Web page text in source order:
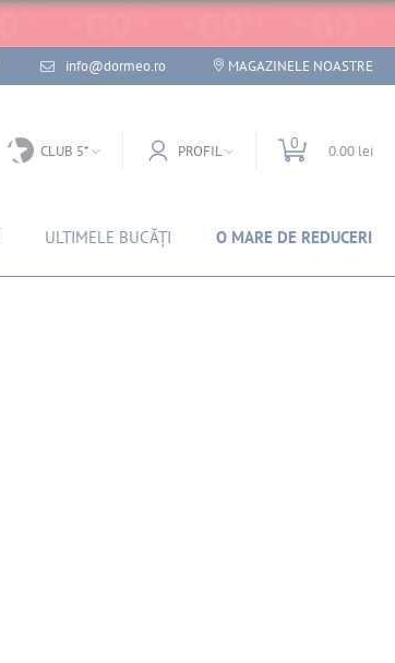
info@dormeo.ro MAGAZINELE NOASTRE
CLUB 5* PROFIL 0 0.00 lei
ULTIMELE BUCĂȚI O MARE DE REDUCERI